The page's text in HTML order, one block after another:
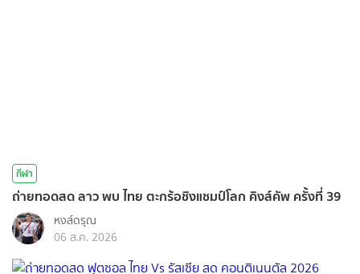
กีฬา
ถ่ายทอดสด ลาว พบ ไทย ตะกร้อชิงแชมป์โลก คิงส์คัพ ครั้งที่ 39
หงส์ดรุณ
06 ส.ค. 2026